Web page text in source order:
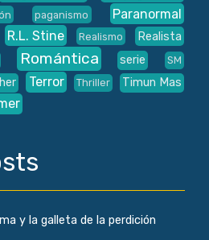
paganismo
Paranormal
R.L. Stine Realismo Realista
Romántica serie
SM
Terror Thriller Timun Mas
y la galleta de la perdición